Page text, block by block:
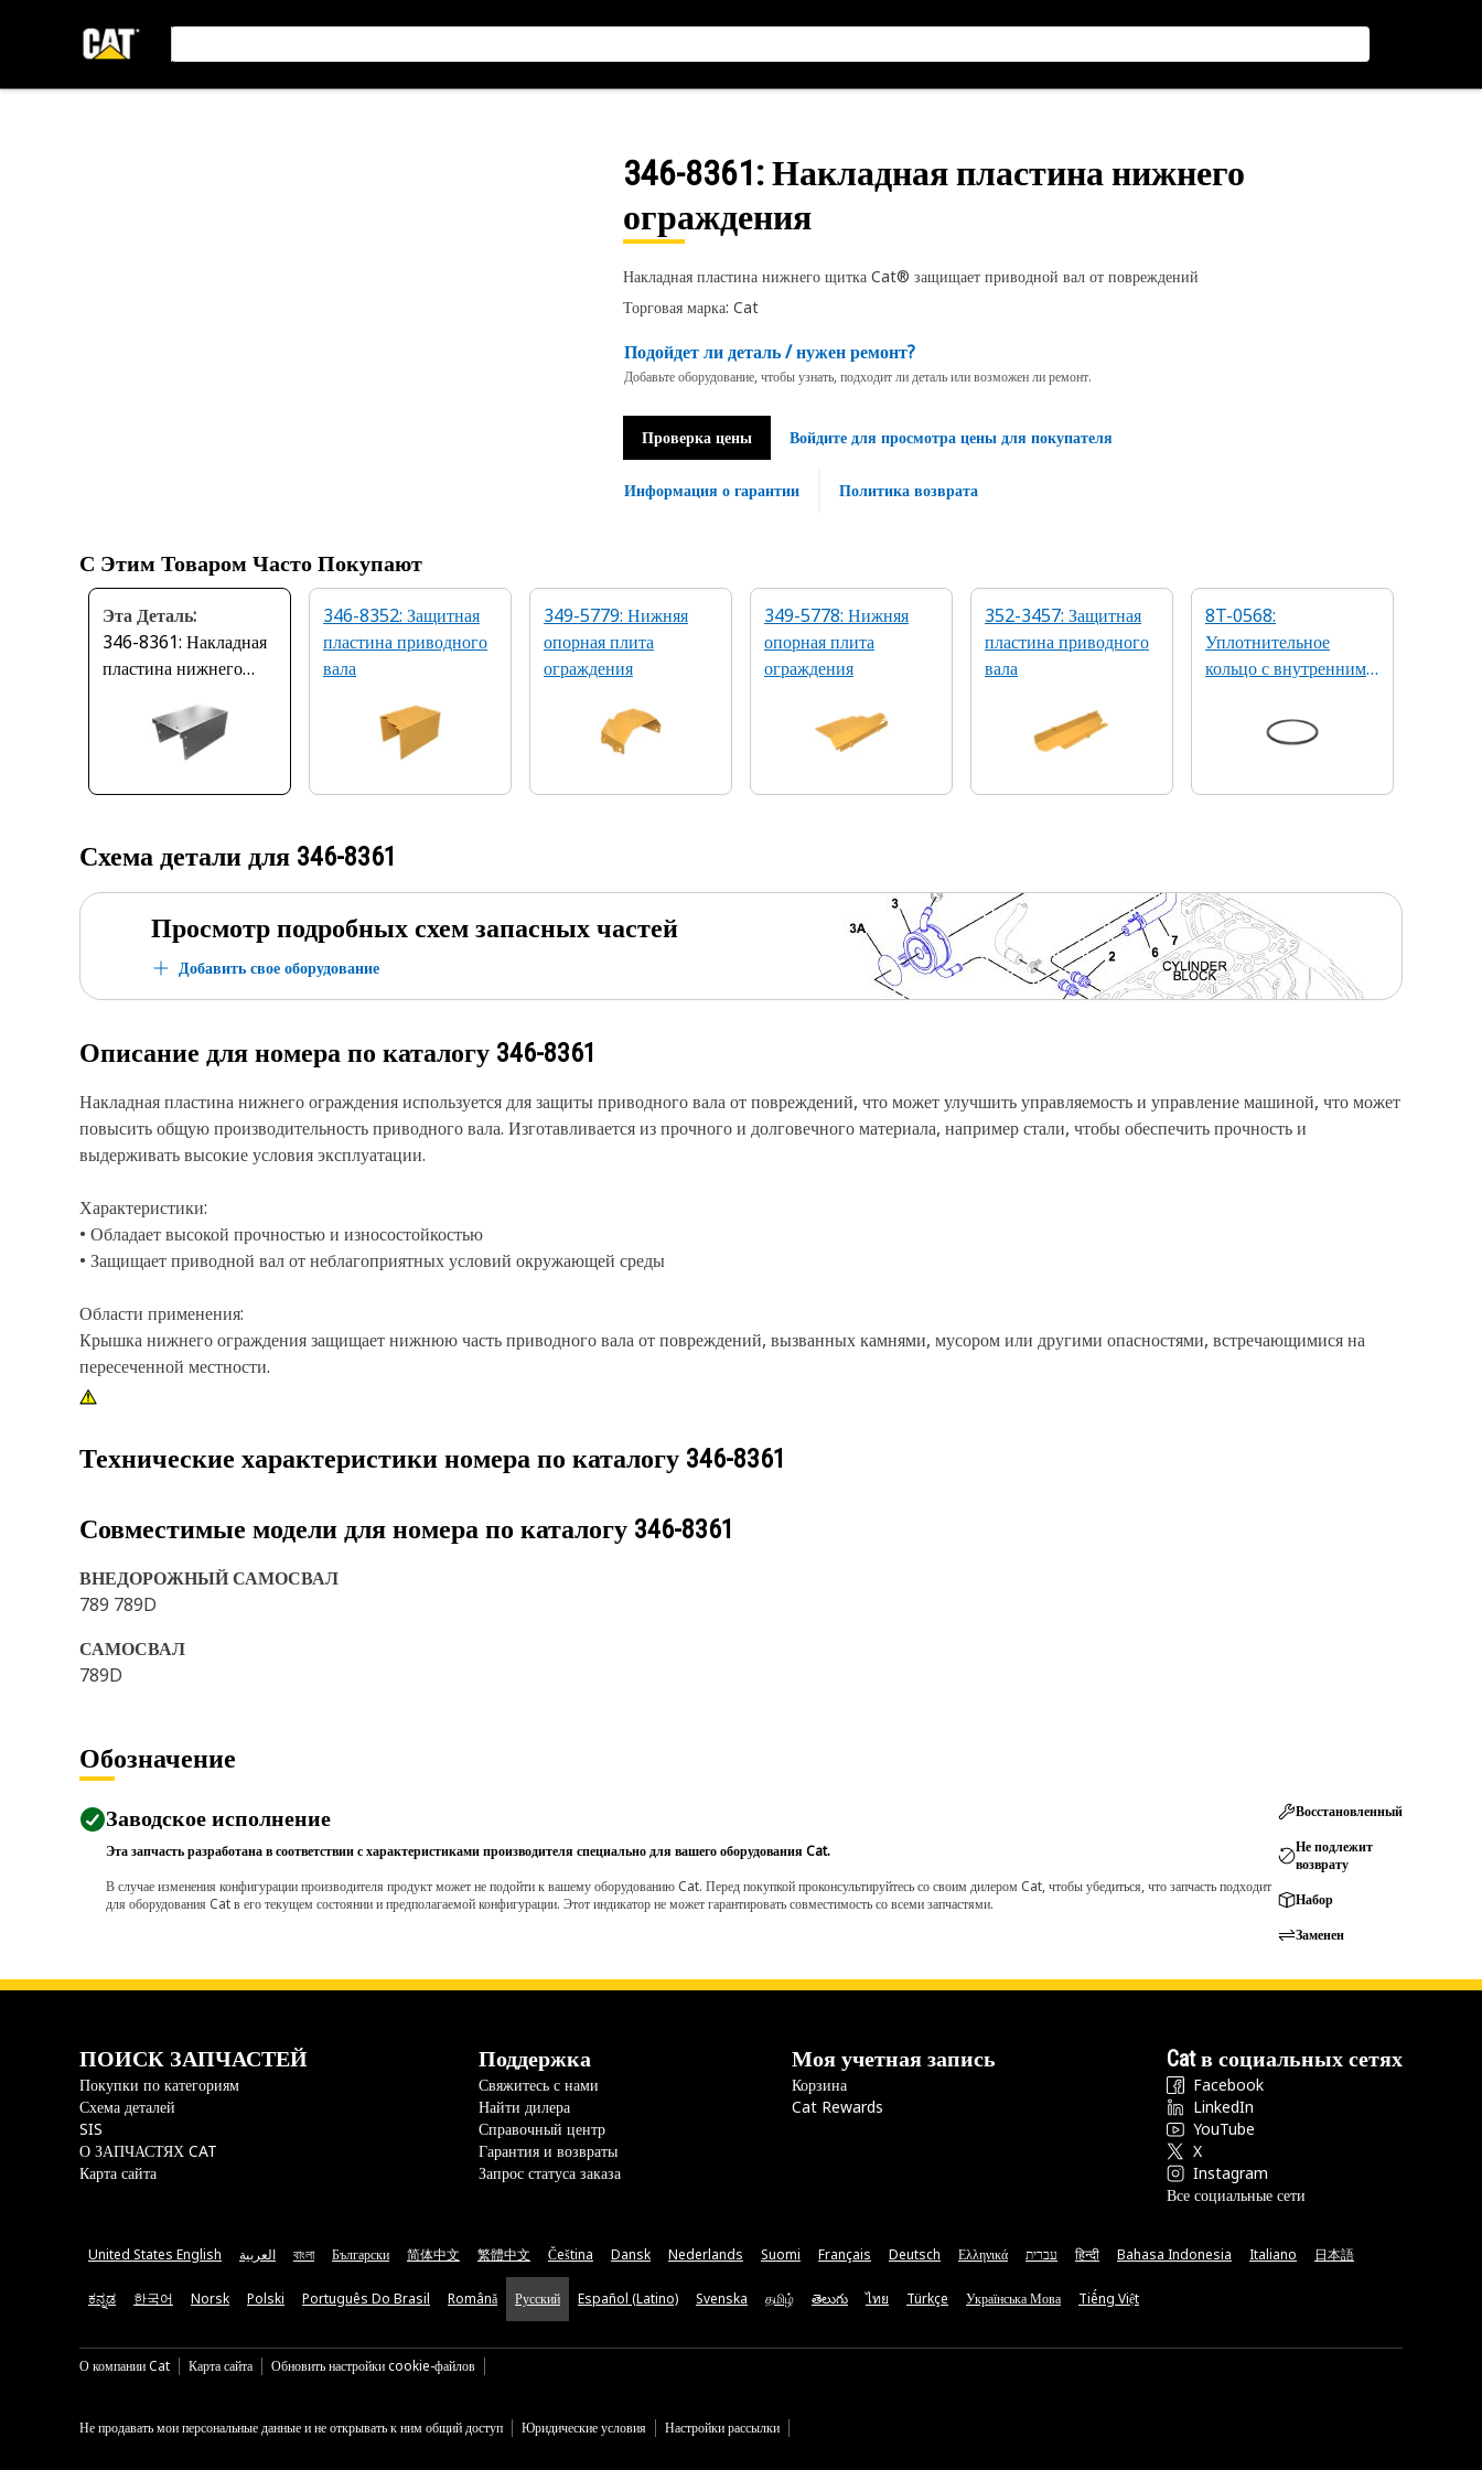
346-8361: Накладная пластина нижнего
ограждения
Накладная пластина нижнего щитка Cat® защищает приводной вал от повреждений
Торговая марка: Cat
Подойдет ли деталь / нужен ремонт?
Добавьте оборудование, чтобы узнать, подходит ли деталь или возможен ли ремонт.
Проверка цены Войдите для просмотра цены для покупателя
Информация о гарантии Политика возврата
С Этим Товаром Часто Покупают
Эта Деталь:
346-8361: Накладная
пластина нижнего
346-8352: Защитная
пластина приводного
вала
349-5779: Нижняя
опорная плита
ограждения
349-5778: Нижняя
опорная плита
ограждения
352-3457: Защитная
пластина приводного
вала
8T-0568:
Уплотнительное
кольцо с внутренним
Схема детали для 346-8361
Просмотр подробных схем запасных частей
Добавить свое оборудование
Описание для номера по каталогу 346-8361
Накладная пластина нижнего ограждения используется для защиты приводного вала от повреждений, что может улучшить управляемость и управление машиной, что может
повысить общую производительность приводного вала. Изготавливается из прочного и долговечного материала, например стали, чтобы обеспечить прочность и
выдерживать высокие условия эксплуатации.
Характеристики:
• Обладает высокой прочностью и износостойкостью
• Защищает приводной вал от неблагоприятных условий окружающей среды
Области применения:
Крышка нижнего ограждения защищает нижнюю часть приводного вала от повреждений, вызванных камнями, мусором или другими опасностями, встречающимися на
пересеченной местности.
Технические характеристики номера по каталогу 346-8361
Совместимые модели для номера по каталогу 346-8361
ВНЕДОРОЖНЫЙ САМОСВАЛ
789 789D
САМОСВАЛ
789D
Обозначение
Заводское исполнение
Эта запчасть разработана в соответствии с характеристиками производителя специально для вашего оборудования Cat.
В случае изменения конфигурации производителя продукт может не подойти к вашему оборудованию Cat. Перед покупкой проконсультируйтесь со своим дилером Cat, чтобы убедиться, что запчасть подходит
для оборудования Cat в его текущем состоянии и предполагаемой конфигурации. Этот индикатор не может гарантировать совместимость со всеми запчастями.
Восстановленный
Не подлежит
возврату
Набор
Заменен
ПОИСК ЗАПЧАСТЕЙ
Покупки по категориям
Схема деталей
SIS
О ЗАПЧАСТЯХ CAT
Карта сайта
Поддержка
Свяжитесь с нами
Найти дилера
Справочный центр
Гарантия и возвраты
Запрос статуса заказа
Моя учетная запись
Корзина
Cat Rewards
Cat в социальных сетях
Facebook
LinkedIn
YouTube
X
Instagram
Все социальные сети
United States English العربية বাংলা Български 简体中文 繁體中文 Čeština Dansk Nederlands Suomi Français Deutsch Ελληνικά עברית हिन्दी Bahasa Indonesia Italiano 日本語
ಕನ್ನಡ 한국어 Norsk Polski Português Do Brasil Română Русский Español (Latino) Svenska தமிழ் తెలుగు ไทย Türkçe Українська Мова Tiếng Việt
О компании Cat Карта сайта Обновить настройки cookie-файлов
Не продавать мои персональные данные и не открывать к ним общий доступ Юридические условия Настройки рассылки